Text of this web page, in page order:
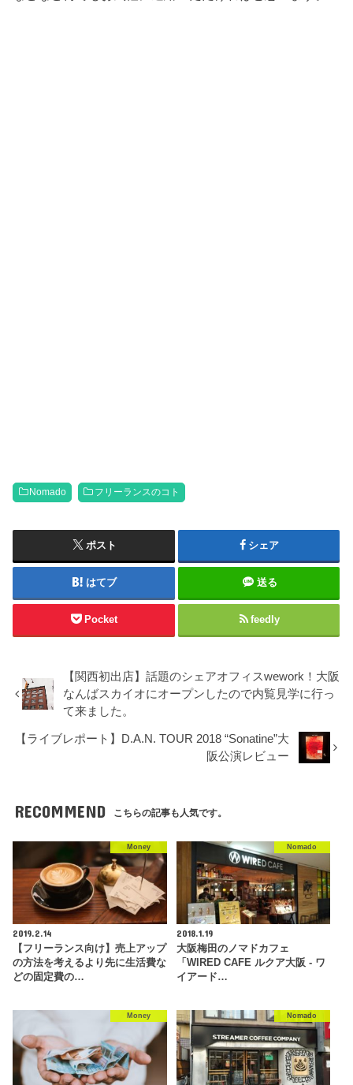
Nomado フリーランスのコト
ポスト シェア
はてブ 送る
Pocket feedly
【関西初出店】話題のシェアオフィスwework！大阪
なんばスカイオにオープンしたので内覧見学に行っ
て来ました。
【ライブレポート】D.A.N. TOUR 2018 “Sonatine”大
阪公演レビュー
RECOMMEND こちらの記事も人気です。
Money
2019.2.14
【フリーランス向け】売上アップ
の方法を考えるより先に生活費な
どの固定費の…
Nomado
2018.1.19
大阪梅田のノマドカフェ
「WIRED CAFE ルクア大阪 - ワ
イアード…
Money Nomado